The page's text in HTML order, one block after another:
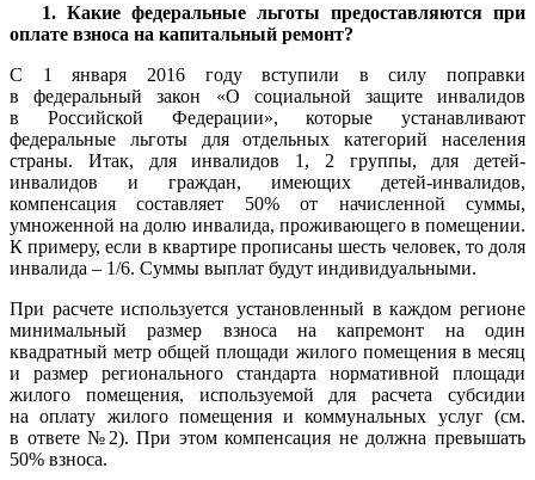
1. Какие федеральные льготы предоставляются при
оплате взноса на капитальный ремонт?
С 1 января 2016 году вступили в силу поправки
в федеральный закон «О социальной защите инвалидов
в Российской Федерации», которые устанавливают
федеральные льготы для отдельных категорий населения
страны. Итак, для инвалидов 1, 2 группы, для детей-
инвалидов и граждан, имеющих детей-инвалидов,
компенсация составляет 50% от начисленной суммы,
умноженной на долю инвалида, проживающего в помещении.
К примеру, если в квартире прописаны шесть человек, то доля
инвалида – 1/6. Суммы выплат будут индивидуальными.
При расчете используется установленный в каждом регионе
минимальный размер взноса на капремонт на один
квадратный метр общей площади жилого помещения в месяц
и размер регионального стандарта нормативной площади
жилого помещения, используемой для расчета субсидии
на оплату жилого помещения и коммунальных услуг (см.
в ответе №2). При этом компенсация не должна превышать
50% взноса.